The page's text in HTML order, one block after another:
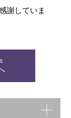
謝していま